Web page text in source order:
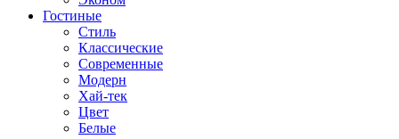
Гостиные
Стиль
Классические
Современные
Модерн
Хай-тек
Цвет
Белые